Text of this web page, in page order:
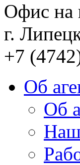
Офис на
г.
+7
Об
Об